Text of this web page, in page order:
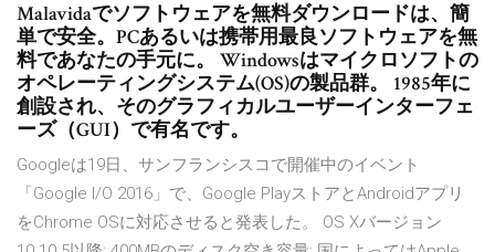
Malavidaでソフトウェアを無料ダウンロードは、簡
単で安全。PCあるいは携帯用最良ソフトウェアを無
料であなたの手元に。 Windowsはマイクロソフトの
オペレーティングシステム(OS)の製品群。 1985年に
創設され、そのグラフィカルユーザーインターフェ
ーズ（GUI）で有名です。
Googleは19日、サンフランシスコで開催中のイベント
「Google I/O 2016」で、Google PlayストアとAndroidアプリ
をChrome OSに対応させると発表した。 OS Xバージョン